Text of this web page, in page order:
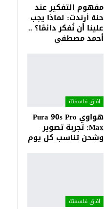
مفهوم التفكير عند
حنة أرندت: لماذا يجب
علينا أن نُفكر دائمًا؟ ..
أحمد مصطفى
آفاق فلسفيّة‎
هواوي Pura 90s Pro
Max: تجربة تصوير
وشحن تناسب كل يوم
آفاق فلسفيّة‎